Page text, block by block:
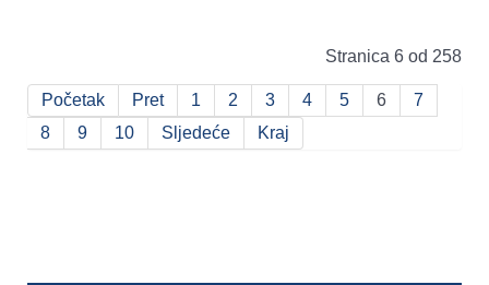
Stranica 6 od 258
Početak Pret 1 2 3 4 5 6
7
8
9 10 Sljedeće Kraj